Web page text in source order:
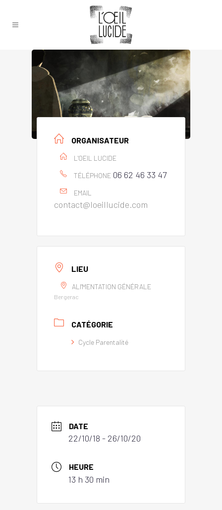
ORGANISATEUR
L'OEIL LUCIDE
TÉLÉPHONE 06 62 46 33 47
EMAIL
contact@loeillucide.com
LIEU
ALI'MENTATION GÉNÉRALE
Bergerac
CATÉGORIE
Cycle Parentalité
DATE
22/10/18 - 26/10/20
HEURE
13 h 30 min